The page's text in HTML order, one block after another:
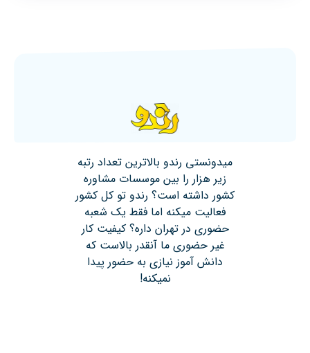
میدونستی رندو بالاترین تعداد رتبه
زیر هزار را بین موسسات مشاوره
کشور داشته است؟ رندو تو کل کشور
فعالیت میکنه اما فقط یک شعبه
حضوری در تهران داره؟ کیفیت کار
غیر حضوری ما آنقدر بالاست که
دانش آموز نیازی به حضور پیدا
نمیکنه!